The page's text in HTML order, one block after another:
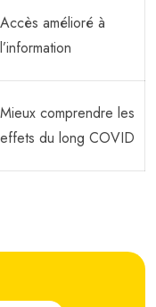
Accès amélioré à
l’information
Mieux comprendre les
effets du long COVID